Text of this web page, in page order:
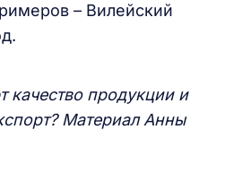
– Вилейский
качество продукции и
Материал Анны